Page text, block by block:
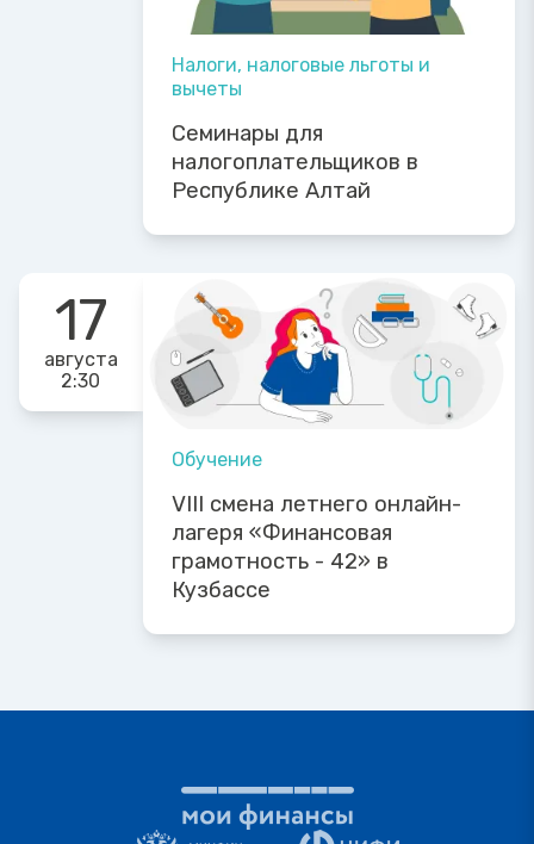
Налоги, налоговые льготы и
вычеты
Семинары для
налогоплательщиков в
Республике Алтай
17
августа
2:30
Обучение
VIII смена летнего онлайн-
лагеря «Финансовая
грамотность - 42» в
Кузбассе